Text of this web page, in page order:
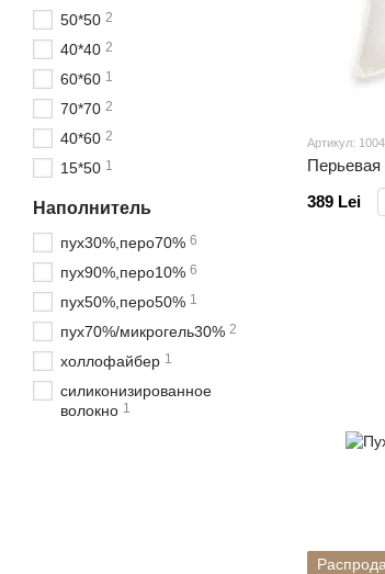
Артикул:
389 Lei
50*50 2
40*40 2
60*60 1
70*70 2
40*60 2
15*50 1
Наполнитель
пух30%,перо70% 6
пух90%,перо10% 6
пух50%,перо50% 1
пух70%/микрогель30% 2
холлофайбер 1
силиконизированное
волокно 1